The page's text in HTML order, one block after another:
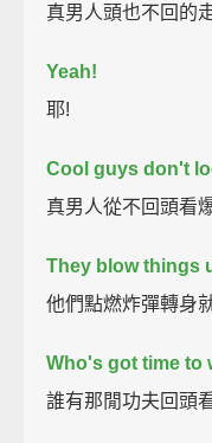
真男人頭也不回的
Yeah!
耶!
Cool guys don't
真男人從不回頭看
They blow things
他們點燃炸彈轉身
Who's got time to
誰有那閒功夫回頭